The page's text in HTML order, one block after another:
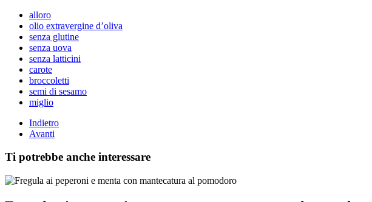
alloro
olio extravergine d’oliva
senza glutine
senza uova
senza latticini
carote
broccoletti
semi di sesamo
miglio
Indietro
Avanti
Ti potrebbe anche interessare